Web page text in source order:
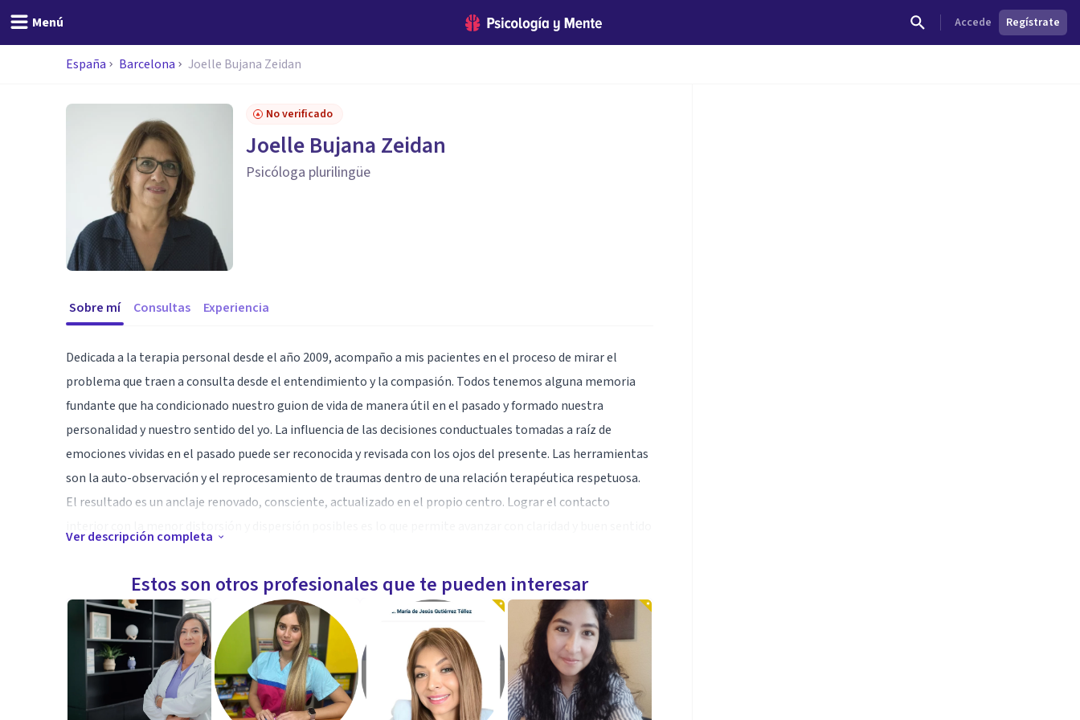
Menú Accede Regístrate
España Barcelona Joelle Bujana Zeidan
No verificado
Joelle Bujana Zeidan
Psicóloga plurilingüe
Sobre mí Consultas Experiencia
Dedicada a la terapia personal desde el año 2009, acompaño a mis pacientes en el proceso de mirar el
problema que traen a consulta desde el entendimiento y la compasión. Todos tenemos alguna memoria
fundante que ha condicionado nuestro guion de vida de manera útil en el pasado y formado nuestra
personalidad y nuestro sentido del yo. La influencia de las decisiones conductuales tomadas a raíz de
emociones vividas en el pasado puede ser reconocida y revisada con los ojos del presente. Las herramientas
son la auto-observación y el reprocesamiento de traumas dentro de una relación terapéutica respetuosa.
El resultado es un anclaje renovado, consciente, actualizado en el propio centro. Lograr el contacto
mandatos familiares, problemas relacionales, pensamientos erróneos, falta de autoestima, renuncia o
incapacidad a ocupar el propio lugar, etc.) nos hace perder poder personal y por ende la dirección de nuestra
vida.
Especialidad
He vivido en diversos países y hablo varios idiomas, especialmente el Francés, Inglés y Castellano, con
buena comprensión del Catalán y Árabe y pocos conocimientos del Griego. Esta experiencia y mi apertura
Ver descripción completa
Estos son otros profesionales que te pueden interesar